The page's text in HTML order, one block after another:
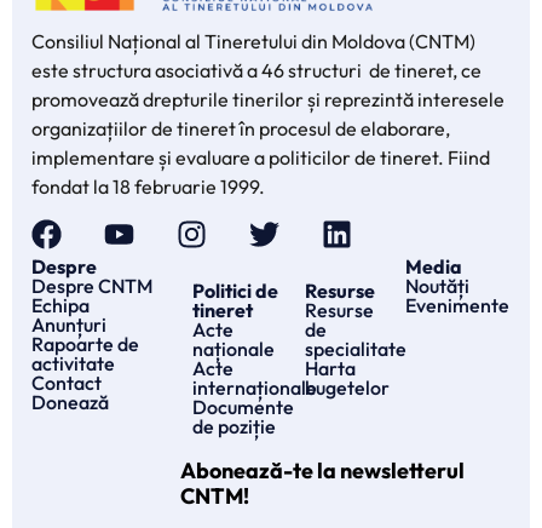
Consiliul Național al Tineretului din Moldova (CNTM)
este structura asociativă a 46 structuri de tineret, ce
promovează drepturile tinerilor și reprezintă interesele
organizațiilor de tineret în procesul de elaborare,
implementare și evaluare a politicilor de tineret. Fiind
fondat la 18 februarie 1999.
Despre
Despre CNTM
Echipa
Anunțuri
Rapoarte de
activitate
Contact
Donează
Politici de
tineret
Acte
naționale
Acte
internaționale
Documente
de poziție
Resurse
Resurse
de
specialitate
Harta
bugetelor
Media
Noutăți
Evenimente
Abonează-te la newsletterul
CNTM!